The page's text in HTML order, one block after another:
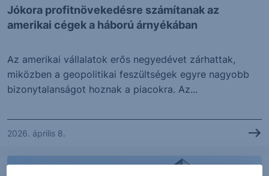
Jókora profitnövekedésre számítanak az
amerikai cégek a háború árnyékában
Az amerikai vállalatok erős negyedévet zárhattak,
miközben a geopolitikai feszültségek egyre nagyobb
bizonytalanságot hoznak a piacokra. Az...
2026. április 8.